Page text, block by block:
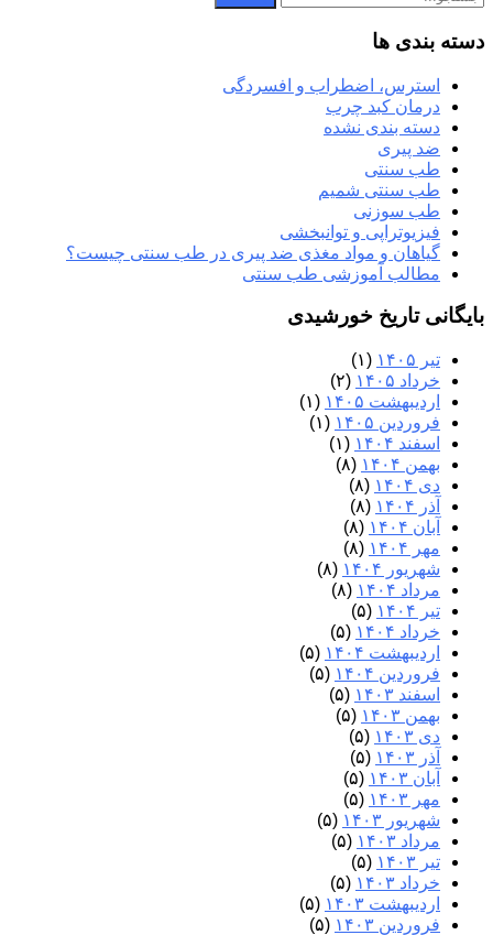
دسته بندی ها
استرس، اضطراب و افسردگی
درمان کبد چرب
دسته بندی نشده
ضد پیری
طب سنتی
طب سنتی شمیم
طب سوزنی
فیزیوتراپی و توانبخشی
گیاهان و مواد مغذی ضد پیری در طب سنتی چیست؟
مطالب آموزشی طب سنتی
بایگانی تاریخ خورشیدی
تیر ۱۴۰۵
(۱)
خرداد ۱۴۰۵
(۲)
اردیبهشت ۱۴۰۵
(۱)
فروردین ۱۴۰۵
(۱)
اسفند ۱۴۰۴
(۱)
بهمن ۱۴۰۴
(۸)
دی ۱۴۰۴
(۸)
آذر ۱۴۰۴
(۸)
آبان ۱۴۰۴
(۸)
مهر ۱۴۰۴
(۸)
شهریور ۱۴۰۴
(۸)
مرداد ۱۴۰۴
(۸)
تیر ۱۴۰۴
(۵)
خرداد ۱۴۰۴
(۵)
اردیبهشت ۱۴۰۴
(۵)
فروردین ۱۴۰۴
(۵)
اسفند ۱۴۰۳
(۵)
بهمن ۱۴۰۳
(۵)
دی ۱۴۰۳
(۵)
آذر ۱۴۰۳
(۵)
آبان ۱۴۰۳
(۵)
مهر ۱۴۰۳
(۵)
شهریور ۱۴۰۳
(۵)
مرداد ۱۴۰۳
(۵)
تیر ۱۴۰۳
(۵)
خرداد ۱۴۰۳
(۵)
اردیبهشت ۱۴۰۳
(۵)
فروردین ۱۴۰۳
(۵)